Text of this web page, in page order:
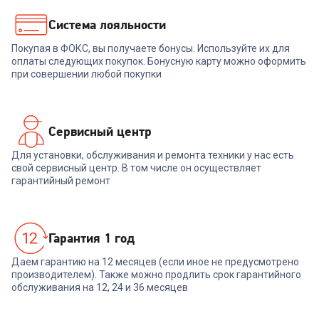
16 829₽
В корзину
Система лояльности
Покупая в ФОКС, вы получаете бонусы. Используйте их для
оплаты следующих покупок. Бонусную карту можно оформить
при совершении любой покупки
Сервисный центр
Для установки, обслуживания и ремонта техники у нас есть
свой сервисный центр. В том числе он осуществляет
гарантийный ремонт
Гарантия 1 год
Даем гарантию на 12 месяцев (если иное не предусмотрено
производителем). Также можно продлить срок гарантийного
обслуживания на 12, 24 и 36 месяцев